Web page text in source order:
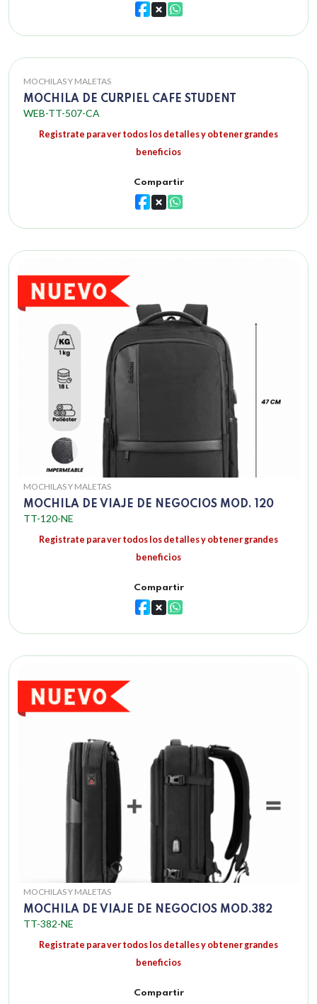
MOCHILAS Y MALETAS
MOCHILA DE CURPIEL CAFE STUDENT
WEB-TT-507-CA
Registrate para ver todos los detalles y obtener grandes
beneficios
Compartir
MOCHILAS Y MALETAS
MOCHILA DE VIAJE DE NEGOCIOS MOD. 120
TT-120-NE
Registrate para ver todos los detalles y obtener grandes
beneficios
Compartir
MOCHILAS Y MALETAS
MOCHILA DE VIAJE DE NEGOCIOS MOD.382
TT-382-NE
Registrate para ver todos los detalles y obtener grandes
beneficios
Compartir